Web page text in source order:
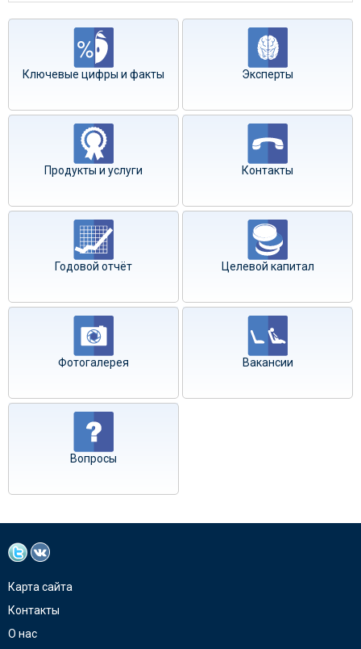
Ключевые цифры и факты Эксперты
Продукты и услуги Контакты
Годовой отчёт Целевой капитал
Фотогалерея Вакансии
Вопросы
Карта сайта
Контакты
О нас